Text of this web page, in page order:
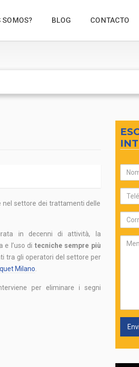
SOMOS? BLOG CONTACTO
nel settore dei trattamenti delle
in decenni di attività, la
e l’uso di tecniche sempre più
tra gli operatori del settore per
Milano
per eliminare i segni
Correo